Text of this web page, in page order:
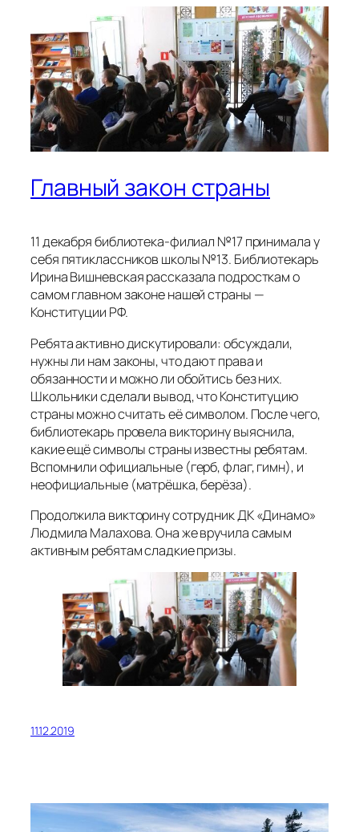
Главный закон страны
11 декабря библиотека-филиал №17 принимала у
себя пятиклассников школы №13. Библиотекарь
Ирина Вишневская рассказала подросткам о
самом главном законе нашей страны —
Конституции РФ.
Ребята активно дискутировали: обсуждали,
нужны ли нам законы, что дают права и
обязанности и можно ли обойтись без них.
Школьники сделали вывод, что Конституцию
страны можно считать её символом. После чего,
библиотекарь провела викторину выяснила,
какие ещё символы страны известны ребятам.
Вспомнили официальные (герб, флаг, гимн), и
неофициальные (матрёшка, берёза).
Продолжила викторину сотрудник ДК «Динамо»
Людмила Малахова. Она же вручила самым
активным ребятам сладкие призы.
11.12.2019